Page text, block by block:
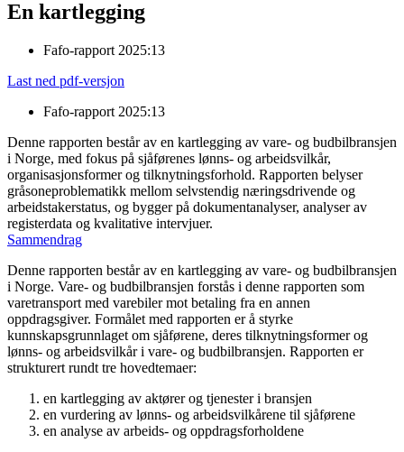
En kartlegging
Fafo-rapport 2025:13
Last ned pdf-versjon
Fafo-rapport 2025:13
Denne rapporten består av en kartlegging av vare- og budbilbransjen
i Norge, med fokus på sjåførenes lønns- og arbeidsvilkår,
organisasjonsformer og tilknytningsforhold. Rapporten belyser
gråsoneproblematikk mellom selvstendig næringsdrivende og
arbeidstakerstatus, og bygger på dokumentanalyser, analyser av
registerdata og kvalitative intervjuer.
Sammendrag
Denne rapporten består av en kartlegging av vare- og budbilbransjen
i Norge. Vare- og budbilbransjen forstås i denne rapporten som
varetransport med varebiler mot betaling fra en annen
oppdragsgiver. Formålet med rapporten er å styrke
kunnskapsgrunnlaget om sjåførene, deres tilknytningsformer og
lønns- og arbeidsvilkår i vare- og budbilbransjen. Rapporten er
strukturert rundt tre hovedtemaer:
en kartlegging av aktører og tjenester i bransjen
en vurdering av lønns- og arbeidsvilkårene til sjåførene
en analyse av arbeids- og oppdragsforholdene